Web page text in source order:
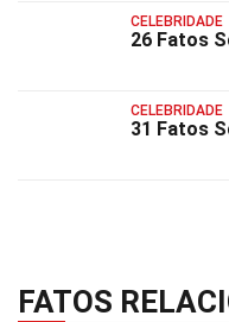
CELEBRIDADE
26 Fatos
CELEBRIDADE
31 Fatos
FATOS